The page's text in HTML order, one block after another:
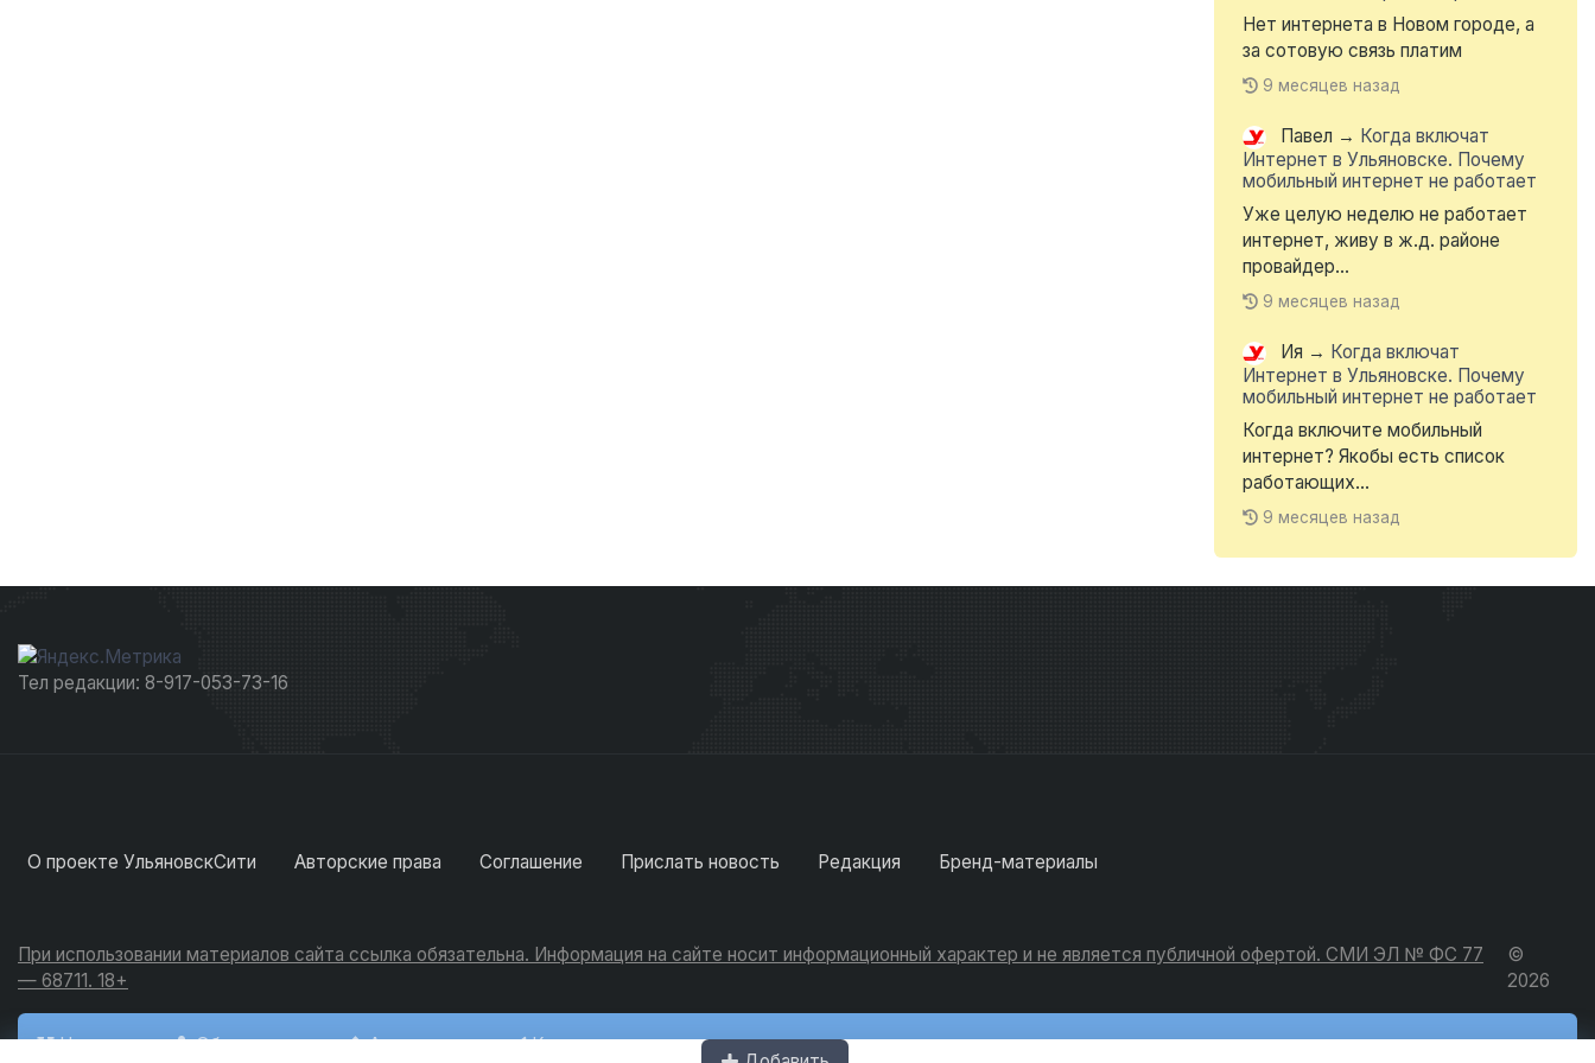
Нет интернета в Новом городе, а
за сотовую связь платим
9 месяцев назад
Павел → Когда включат
Интернет в Ульяновске. Почему
мобильный интернет не работает
Уже целую неделю не работает
интернет, живу в ж.д. районе
провайдер...
9 месяцев назад
Ия → Когда включат
Интернет в Ульяновске. Почему
мобильный интернет не работает
Когда включите мобильный
интернет? Якобы есть список
работающих...
9 месяцев назад
Тел редакции: 8-917-053-73-16
О проекте УльяновскСити Авторские права Соглашение Прислать новость Редакция Бренд-материалы
При использовании материалов сайта ссылка обязательна. Информация на сайте носит информационный характер и не является публичной офертой. СМИ ЭЛ № ФС 77
— 68711. 18+
©
2026
Новости Обсуждения Активность Консультации